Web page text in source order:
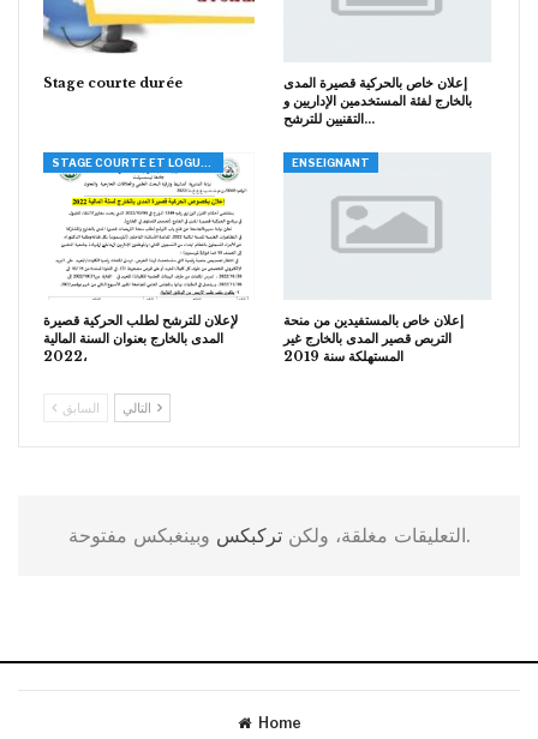
Stage courte durée
إعلان خاص بالحركية قصيرة المدى
بالخارج لفئة المستخدمين الإداريين و
التقنيين للترشح…
لإعلان للترشح لطلب الحركية قصيرة
المدى بالخارج بعنوان السنة المالية
2022،
ENSEIGNANT
إعلان خاص بالمستفيدين من منحة
التربص قصير المدى بالخارج غير
المستهلكة سنة 2019
السابق
التعليقات مغلقة، ولكنتركبكس وبينغبكس مفتوحة.
Home